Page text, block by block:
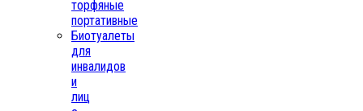
торфяные
портативные
Биотуалеты
для
инвалидов
и
лиц